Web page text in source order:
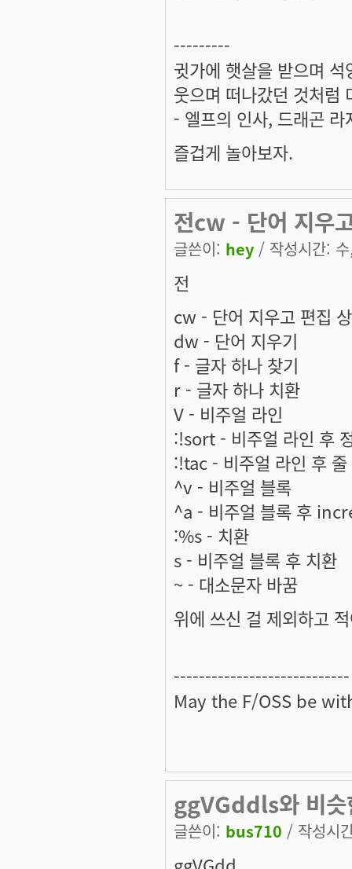
---------
귓가에 햇살을 받으며
웃으며 떠나갔던 것처럼
- 엘프의 인사, 드래곤 라
즐겁게 놀아보자.
전cw - 단어 지우
글쓴이: hey / 작성시간:
전
cw - 단어 지우고 편집
dw - 단어 지우기
f - 글자 하나 찾기
r - 글자 하나 치환
V - 비주얼 라인
:!sort - 비주얼 라인 후
:!tac - 비주얼 라인 후 줄
^v - 비주얼 블록
^a - 비주얼 블록 후
:%s - 치환
s - 비주얼 블록 후 치환
~ - 대소문자 바꿈
위에 쓰신 걸 제외하고
----------------------------
May the F/OSS be
ggVGddls와 비슷
글쓴이: bus710 / 작성시